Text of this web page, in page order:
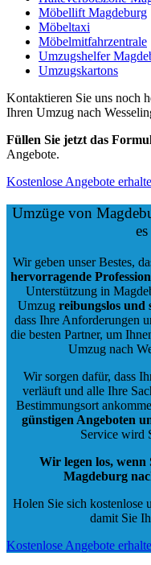
Möbellift Magdeburg
Möbeltaxi
Möbelmitfahrzentrale
Umzugshelfer
Umzugskartons
Kontaktieren Sie uns noch
Ihren Umzug nach
Füllen Sie jetzt das
Angebote.
Kostenlose Angebote
Umzüge von
Wir geben unser Bestes,
hervorragende
Unterstützung in
Umzug reibungslos und
dass Ihre Anforderungen
die besten Partner, um
Umzug nach
Wir sorgen dafür, dass
verläuft und alle Ihre
Bestimmungsort
günstigen Angeboten
Service wird
Wir legen los, wenn
Magdeburg
Holen Sie sich kostenlose
damit Sie
Kostenlose Angebote